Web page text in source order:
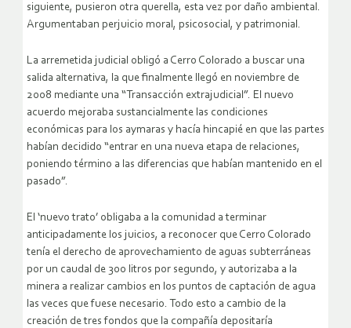
siguiente, pusieron otra querella, esta vez por daño ambiental.
Argumentaban perjuicio moral, psicosocial, y patrimonial.
La arremetida judicial obligó a Cerro Colorado a buscar una
salida alternativa, la que finalmente llegó en noviembre de
2008 mediante una “Transacción extrajudicial”. El nuevo
acuerdo mejoraba sustancialmente las condiciones
económicas para los aymaras y hacía hincapié en que las partes
habían decidido “entrar en una nueva etapa de relaciones,
poniendo término a las diferencias que habían mantenido en el
pasado”.
El ‘nuevo trato’ obligaba a la comunidad a terminar
anticipadamente los juicios, a reconocer que Cerro Colorado
tenía el derecho de aprovechamiento de aguas subterráneas
por un caudal de 300 litros por segundo, y autorizaba a la
minera a realizar cambios en los puntos de captación de agua
las veces que fuese necesario. Todo esto a cambio de la
creación de tres fondos que la compañía depositaría